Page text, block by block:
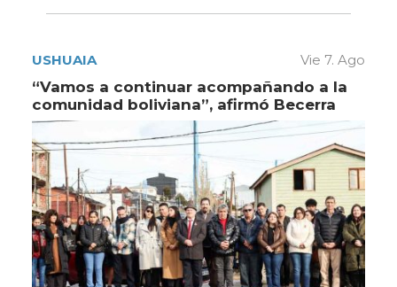
USHUAIA Vie 7. Ago
“Vamos a continuar acompañando a la
comunidad boliviana”, afirmó Becerra